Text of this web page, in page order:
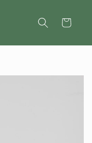
Winkelwagen